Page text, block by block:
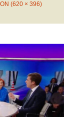
(620 × 396)